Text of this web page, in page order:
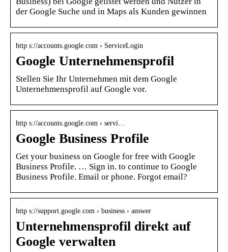
der Google Suche und in Maps als Kunden gewinnen
http s://accounts.google.com › ServiceLogin
Google Unternehmensprofil
Stellen Sie Ihr Unternehmen mit dem Google
Unternehmensprofil auf Google vor.
http s://accounts.google.com › servi…
Google Business Profile
Get your business on Google for free with Google
Business Profile. … Sign in. to continue to Google
Business Profile. Email or phone. Forgot email?
http s://support.google.com › business › answer
Unternehmensprofil direkt auf
Google verwalten